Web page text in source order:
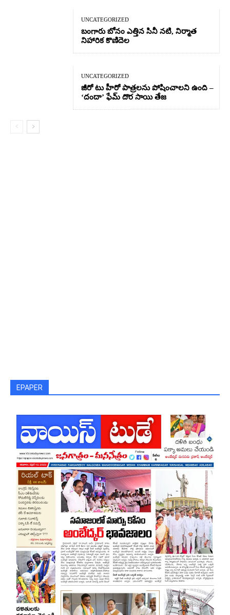
UNCATEGORIZED
బంగారు బోనం ఎత్తిన సినీ నటి, నిర్మాత
నిహారిక కొణిదెల
UNCATEGORIZED
జీరో టు హీరో పాత్రలను పోషించాలని ఉంది –
‘దందా’ ఫేమ్ దొర సాయి తేజ
EPAPER